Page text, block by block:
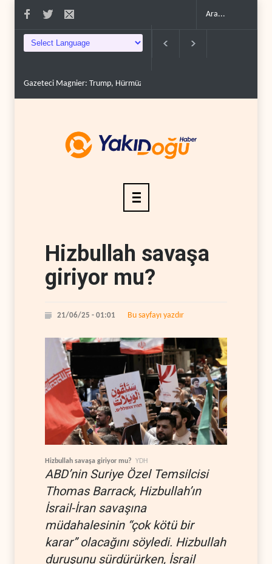
Gazeteci Magnier: Trump, Hürmüz Boğazı denetimini doğru..
Hizbullah savaşa
giriyor mu?
21/06/25 - 01:01 Bu sayfayı yazdır
Hizbullah savaşa giriyor mu? YDH
ABD’nin Suriye Özel Temsilcisi
Thomas Barrack, Hizbullah’ın
İsrail-İran savaşına
müdahalesinin “çok kötü bir
karar” olacağını söyledi. Hizbullah
duruşunu sürdürürken, İsrail